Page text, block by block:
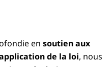
en soutien aux
de la loi, nous